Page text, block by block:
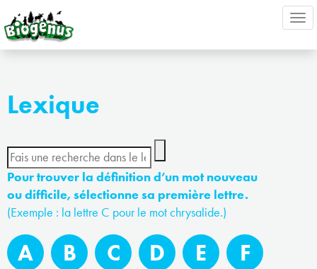
Lexique
Pour trouver la définition d’un mot nouveau
ou difficile, sélectionne sa première lettre.
(Exemple : la lettre C pour le mot chrysalide.)
A B C D E
F